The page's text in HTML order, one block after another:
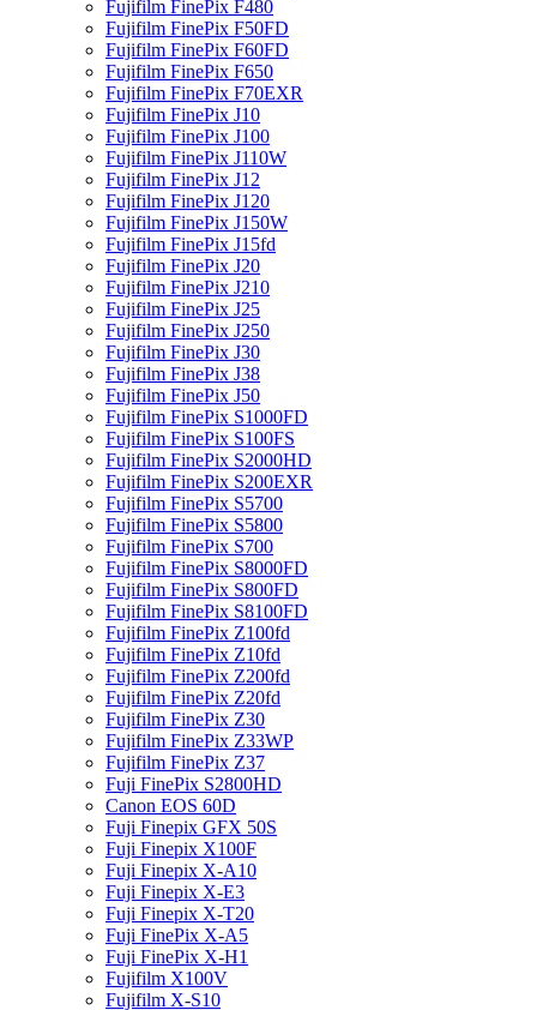
Fujifilm FinePix F480
Fujifilm FinePix F50FD
Fujifilm FinePix F60FD
Fujifilm FinePix F650
Fujifilm FinePix F70EXR
Fujifilm FinePix J10
Fujifilm FinePix J100
Fujifilm FinePix J110W
Fujifilm FinePix J12
Fujifilm FinePix J120
Fujifilm FinePix J150W
Fujifilm FinePix J15fd
Fujifilm FinePix J20
Fujifilm FinePix J210
Fujifilm FinePix J25
Fujifilm FinePix J250
Fujifilm FinePix J30
Fujifilm FinePix J38
Fujifilm FinePix J50
Fujifilm FinePix S1000FD
Fujifilm FinePix S100FS
Fujifilm FinePix S2000HD
Fujifilm FinePix S200EXR
Fujifilm FinePix S5700
Fujifilm FinePix S5800
Fujifilm FinePix S700
Fujifilm FinePix S8000FD
Fujifilm FinePix S800FD
Fujifilm FinePix S8100FD
Fujifilm FinePix Z100fd
Fujifilm FinePix Z10fd
Fujifilm FinePix Z200fd
Fujifilm FinePix Z20fd
Fujifilm FinePix Z30
Fujifilm FinePix Z33WP
Fujifilm FinePix Z37
Fuji FinePix S2800HD
Canon EOS 60D
Fuji Finepix GFX 50S
Fuji Finepix X100F
Fuji Finepix X-A10
Fuji Finepix X-E3
Fuji Finepix X-T20
Fuji FinePix X-A5
Fuji FinePix X-H1
Fujifilm X100V
Fujifilm X-S10